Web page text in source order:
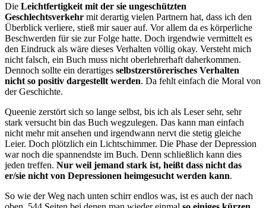
Die Leichtfertigkeit mit der sie ungeschützten
Geschlechtsverkehr mit derartig vielen Partnern hat, dass ich den
Überblick verliere, stieß mir sauer auf. Vor allem da es körperliche
Beschwerden für sie zur Folge hatte. Doch irgendwie vermittelt es
den Eindruck als wäre dieses Verhalten völlig okay. Versteht mich
nicht falsch, ein Buch muss nicht oberlehrerhaft daherkommen.
Dennoch sollte ein derartiges selbstzerstörerisches Verhalten
nicht so positiv dargestellt werden. Da fehlt einfach die Moral von
der Geschichte.
Queenie zerstört sich so lange selbst, bis ich als Leser sehr, sehr
stark versucht bin das Buch wegzulegen. Das kann man einfach
nicht mehr mit ansehen und irgendwann nervt die stetig gleiche
Leier. Doch plötzlich ein Lichtschimmer. Die Phase der Depression
war noch die spannendste im Buch. Denn schließlich kann dies
jeden treffen. Nur weil jemand stark ist, heißt dass nicht das
er/sie nicht von Depressionen heimgesucht werden kann.
So wie der Weg nach unten schirr endlos was, ist es auch der nach